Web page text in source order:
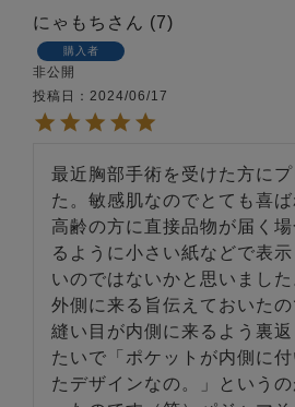
にゃもち 7
購入者
非公開
投稿日
2024/06/17
最近胸部手術を受けた方に
た。敏感肌なのでとても喜ば
高齢の方に直接品物が届く
るように小さい紙などで表
いのではないかと思いまし
外側に来る旨伝えておいた
縫い目が内側に来るよう裏
たいで「ポケットが内側に
たデザインなの。」という